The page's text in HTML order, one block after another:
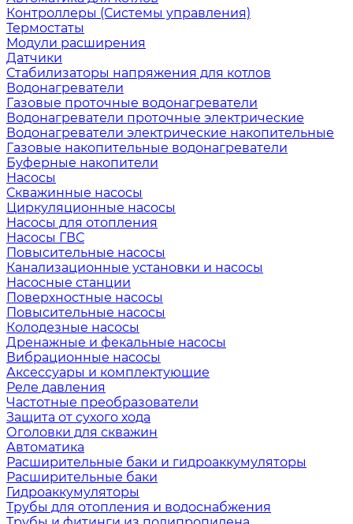
Контроллеры (Системы управления)
Термостаты
Модули расширения
Датчики
Стабилизаторы напряжения для котлов
Водонагреватели
Газовые проточные водонагреватели
Водонагреватели проточные электрические
Водонагреватели электрические накопительные
Газовые накопительные водонагреватели
Буферные накопители
Насосы
Скважинные насосы
Циркуляционные насосы
Насосы для отопления
Насосы ГВС
Повысительные насосы
Канализационные установки и насосы
Насосные станции
Поверхностные насосы
Повысительные насосы
Колодезные насосы
Дренажные и фекальные насосы
Вибрационные насосы
Аксессуары и комплектующие
Реле давления
Частотные преобразователи
Защита от сухого хода
Оголовки для скважин
Автоматика
Расширительные баки и гидроаккумуляторы
Расширительные баки
Гидроаккумуляторы
Трубы для отопления и водоснабжения